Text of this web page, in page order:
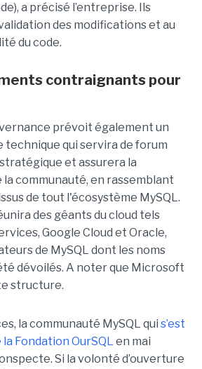
a précisé l’entreprise. Ils
des modifications et au
du code.
contraignants pour
prévoit également un
technique qui servira de forum
et assurera la
communauté, en rassemblant
de tout l'écosystème MySQL.
des géants du cloud tels
Google Cloud et Oracle,
de MySQL dont les noms
dévoilés. A noter que Microsoft
structure.
la communauté MySQL qui s’est
Fondation OurSQL en mai
Si la volonté d’ouverture